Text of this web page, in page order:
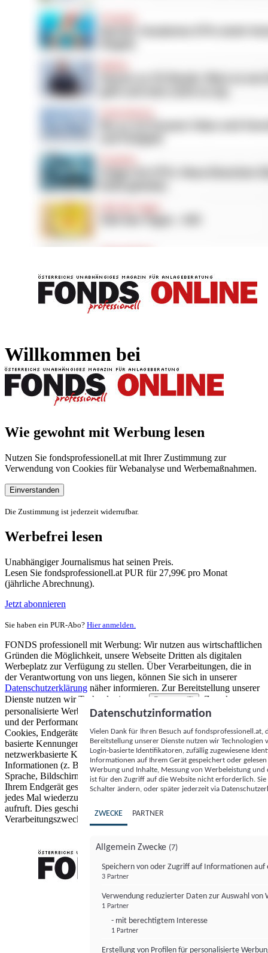
Willkommen bei
Wie gewohnt mit Werbung lesen
Nutzen Sie fondsprofessionell.at mit Ihrer Zustimmung zur
Verwendung von Cookies für Webanalyse und Werbemaßnahmen.
Einverstanden
Die Zustimmung ist jederzeit widerrufbar.
Werbefrei lesen
Unabhängiger Journalismus hat seinen Preis.
Lesen Sie fondsprofessionell.at PUR für 27,99€ pro Monat
(jährliche Abrechnung).
Jetzt abonnieren
Sie haben ein PUR-Abo? Hier anmelden.
FONDS professionell mit Werbung: Wir nutzen aus wirtschaftlichen
Gründen die Möglichkeit, unsere Webseite Dritten als digitalen
Werbeplatz zur Verfügung zu stellen. Über Verarbeitungen, die in
der Verantwortung von uns liegen, können Sie sich in unserer
Datenschutzerklärung näher informieren. Zur Bereitstellung unserer
Dienste nutzen wir Technologien von
Partnern (5)
. Zwecke:
personalisierte Werbung und Inhalte, Messung von Werbeleistung
und der Performance von Inhalten sowie Zielgruppenforschung.
Cookies, Endgeräte- oder ähnliche Online-Kennungen (z. B. login-
basierte Kennungen, zufällig generierte Kennungen,
netzwerkbasierte Kennungen) können zusammen mit anderen
Informationen (z. B. Browsertyp und Browserinformationen,
Sprache, Bildschirmgröße, unterstützte Technologien usw.) auf
Ihrem Endgerät gespeichert oder von dort ausgelesen werden, um es
jedes Mal wiederzuerkennen, wenn es eine App oder einer Webseite
aufruft. Dies geschieht für einen oder mehrere der hier aufgeführten
Verarbeitungszwecke.
Datenschutzinformation
Vielen Dank für Ihren Besuch auf
Bereitstellung unserer Dienste nutzen wir Technologien
Login-basierte Identifikatoren, zufällig zugewiesene
Informationen auf Ihrem Gerät gespeichert oder
Werbung und Inhalte, Messung von Werbeleistung
ist für den Zugriff auf die Website nicht erforderlich.
Schalter ändern, oder später jederzeit via
ZWECKE PARTNER
Allgemein Zwecke (7)
Speichern von oder Zugriff auf Informationen auf
3 Partner
Verwendung reduzierter Daten zur Auswahl von
1 Partner
- mit berechtigtem Interesse
1 Partner
Erstellung von Profilen für personalisierte
FONDS professionell